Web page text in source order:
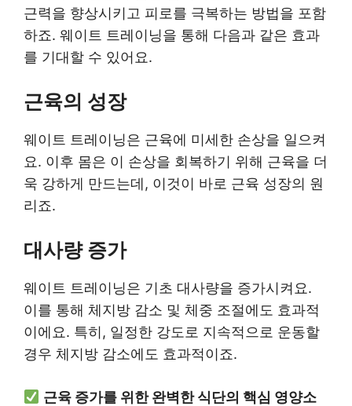
근력을 향상시키고 피로를 극복하는 방법을 포함
하죠. 웨이트 트레이닝을 통해 다음과 같은 효과
를 기대할 수 있어요.
근육의 성장
웨이트 트레이닝은 근육에 미세한 손상을 일으켜
요. 이후 몸은 이 손상을 회복하기 위해 근육을 더
욱 강하게 만드는데, 이것이 바로 근육 성장의 원
리죠.
대사량 증가
웨이트 트레이닝은 기초 대사량을 증가시켜요.
이를 통해 체지방 감소 및 체중 조절에도 효과적
이에요. 특히, 일정한 강도로 지속적으로 운동할
경우 체지방 감소에도 효과적이죠.
근육 증가를 위한 완벽한 식단의 핵심 영양소